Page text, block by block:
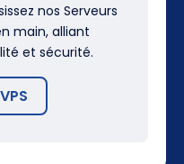
nos Serveurs
main, alliant
et sécurité.